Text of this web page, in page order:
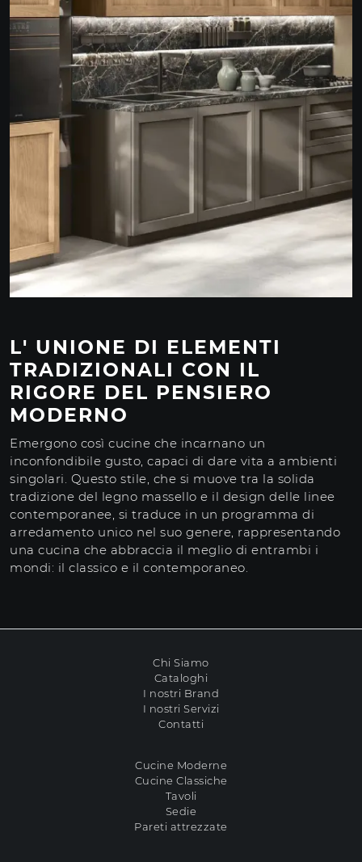
L' UNIONE DI ELEMENTI
TRADIZIONALI CON IL
RIGORE DEL PENSIERO
MODERNO
Emergono così cucine che incarnano un
inconfondibile gusto, capaci di dare vita a ambienti
singolari. Questo stile, che si muove tra la solida
tradizione del legno massello e il design delle linee
contemporanee, si traduce in un programma di
arredamento unico nel suo genere, rappresentando
una cucina che abbraccia il meglio di entrambi i
mondi: il classico e il contemporaneo.
Chi Siamo
Cataloghi
I nostri Brand
I nostri Servizi
Contatti
Cucine Moderne
Cucine Classiche
Tavoli
Sedie
Pareti attrezzate